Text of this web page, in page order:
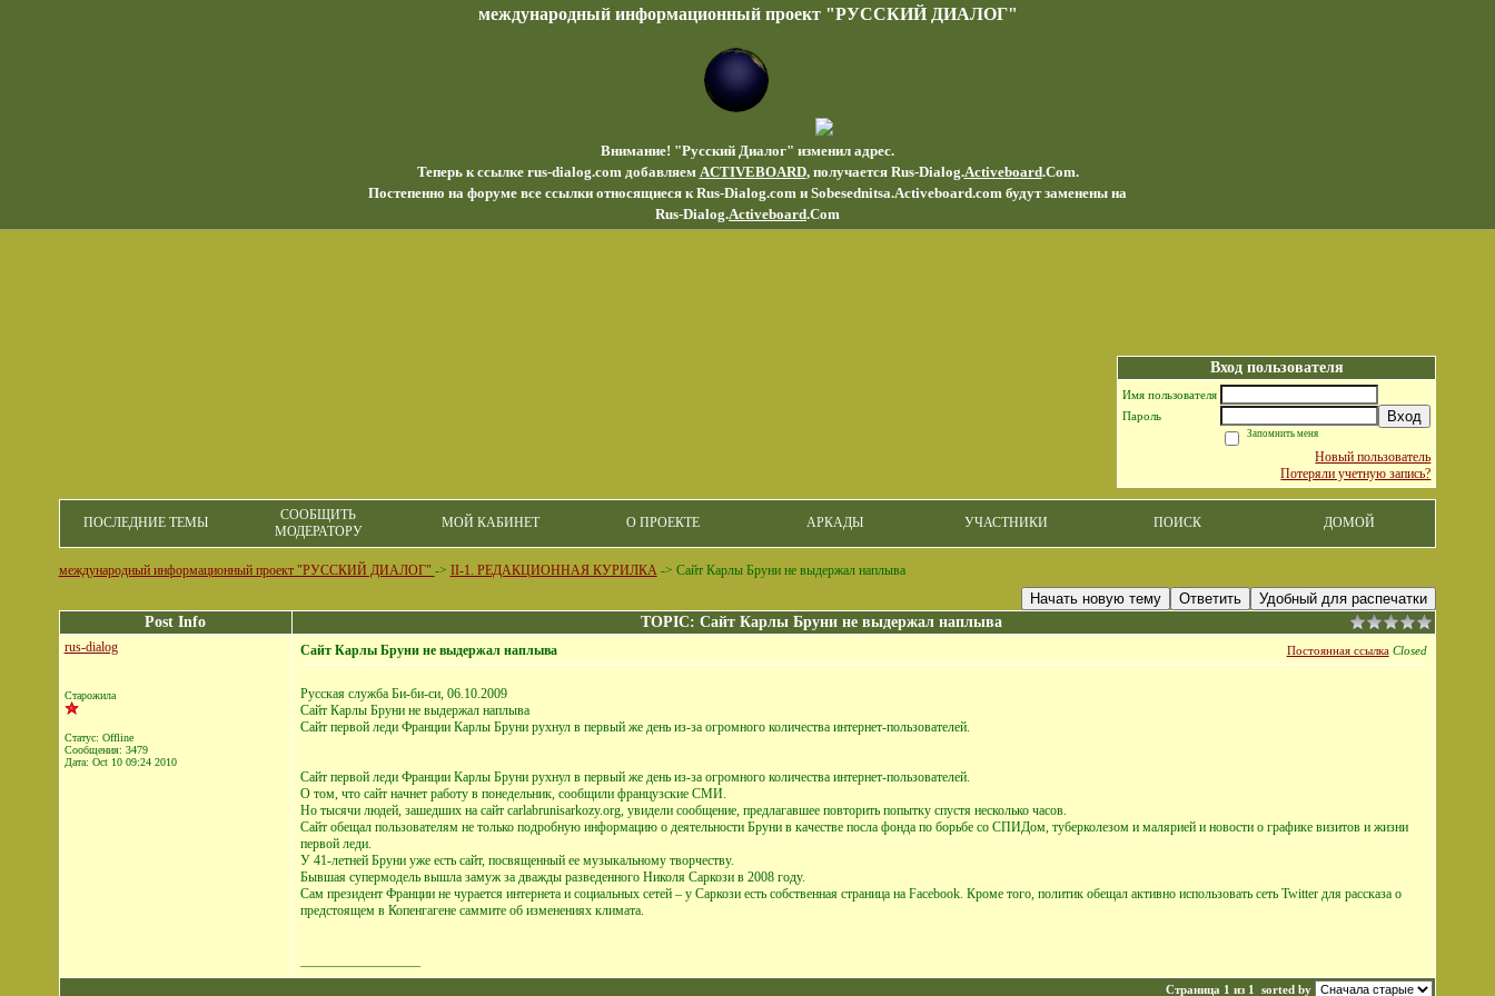
международный информационный проект "РУССКИЙ ДИАЛОГ"
Внимание! "Русский Диалог" изменил адрес.
Теперь к ссылке rus-dialog.com добавляем ACTIVEBOARD, получается Rus-Dialog.Activeboard.Com.
Постепенно на форуме все ссылки относящиеся к Rus-Dialog.com и Sobesednitsa.Activeboard.com будут заменены на
Rus-Dialog.Activeboard.Com
Вход пользователя
Имя пользователя
Пароль
Вход
Запомнить меня
Новый пользователь
Потеряли учетную запись?
ПОСЛЕДНИЕ ТЕМЫ
СООБЩИТЬ
МОДЕРАТОРУ
МОЙ КАБИНЕТ О ПРОЕКТЕ АРКАДЫ УЧАСТНИКИ ПОИСК ДОМОЙ
международный информационный проект "РУССКИЙ ДИАЛОГ" -> II-1. РЕДАКЦИОННАЯ КУРИЛКА-> Сайт Карлы Бруни не выдержал наплыва
Начать новую тему Ответить
Удобный для распечатки
Post Info
TOPIC: Сайт Карлы Бруни не выдержал наплыва
rus-dialog
Старожила
Статус: Offline
Сообщения: 3479
Дата: Oct 10 09:24 2010
Сайт Карлы Бруни не выдержал наплыва Постоянная ссылка Closed
Русская служба Би-би-си, 06.10.2009
Сайт Карлы Бруни не выдержал наплыва
Сайт первой леди Франции Карлы Бруни рухнул в первый же день из-за огромного количества интернет-пользователей.
Сайт первой леди Франции Карлы Бруни рухнул в первый же день из-за огромного количества интернет-пользователей.
О том, что сайт начнет работу в понедельник, сообщили французские СМИ.
Но тысячи людей, зашедших на сайт carlabrunisarkozy.org, увидели сообщение, предлагавшее повторить попытку спустя несколько часов.
Сайт обещал пользователям не только подробную информацию о деятельности Бруни в качестве посла фонда по борьбе со СПИДом, туберколезом и малярией и новости о графике визитов и жизни
первой леди.
У 41-летней Бруни уже есть сайт, посвященный ее музыкальному творчеству.
Бывшая супермодель вышла замуж за дважды разведенного Николя Саркози в 2008 году.
Cам президент Франции не чурается интернета и социальных сетей – у Саркози есть собственная страница на Facebook. Кроме того, политик обещал активно использовать сеть Twitter для рассказа о
предстоящем в Копенгагене саммите об изменениях климата.
Страница 1 из 1 sorted by